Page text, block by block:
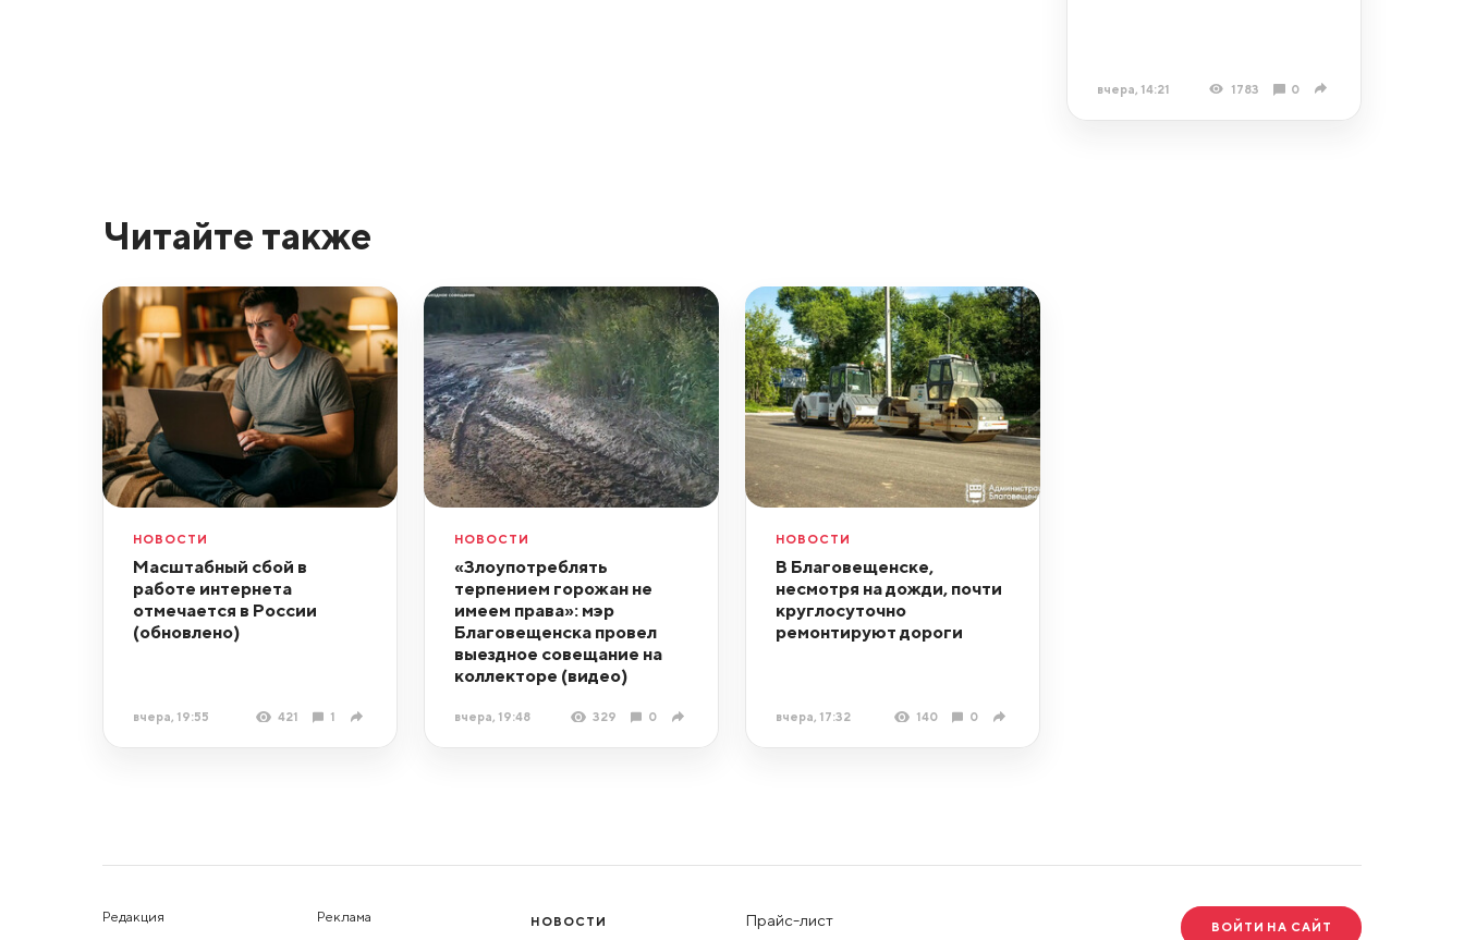
вчера, 14:21 1783 0
Читайте также
НОВОСТИ
Масштабный сбой в
работе интернета
отмечается в России
(обновлено)
вчера, 19:55 421 1
НОВОСТИ
«Злоупотреблять
терпением горожан не
имеем права»: мэр
Благовещенска провел
выездное совещание на
коллекторе (видео)
вчера, 19:48 329 0
НОВОСТИ
В Благовещенске,
несмотря на дожди, почти
круглосуточно
ремонтируют дороги
вчера, 17:32 140 0
Редакция Реклама НОВОСТИ Прайс-лист ВОЙТИ НА САЙТ